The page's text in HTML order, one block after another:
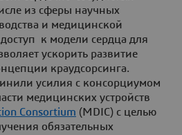
из сферы научных
и медицинской
к модели сердца для
ускорить развитие
краудсорсинга.
усилия с консорциумом
медицинских устройств
Consortium (MDIC) с целью
обязательных